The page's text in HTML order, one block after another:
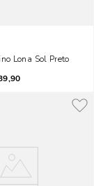
Lona Sol Preto